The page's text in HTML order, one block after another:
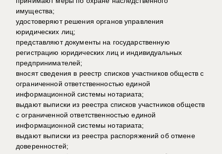
имущества;
удостоверяют решения органов управления
юридических лиц;
представляют документы на государственную
регистрацию юридических лиц и индивидуальных
предпринимателей;
вносят сведения в реестр списков участников обществ с
ограниченной ответственностью единой
информационной системы нотариата;
выдают выписки из реестра списков участников обществ
с ограниченной ответственностью единой
информационной системы нотариата;
выдают выписки из реестра распоряжений об отмене
доверенностей;